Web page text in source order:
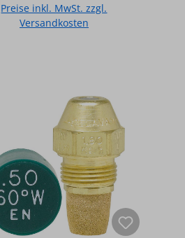
Preise inkl. MwSt. zzgl.
Versandkosten